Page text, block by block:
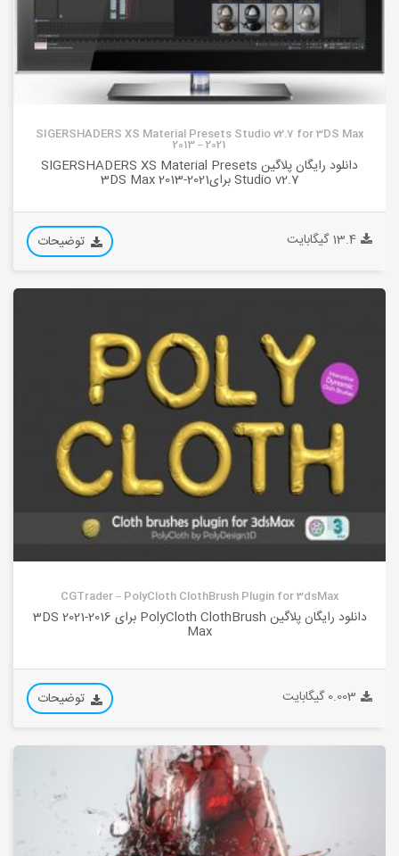
SIGERSHADERS XS Material Presets Studio v2.7 for 3DS Max
2013 – 2021
دانلود رایگان پلاگین SIGERSHADERS XS Material Presets
Studio v2.7 برای3DS Max 2013-2021
13.4 گیگابایت توضیحات
CGTrader – PolyCloth ClothBrush Plugin for 3dsMax
دانلود رایگان پلاگین PolyCloth ClothBrush برای 2016-2021 3DS
Max
0.003 گیگابایت توضیحات